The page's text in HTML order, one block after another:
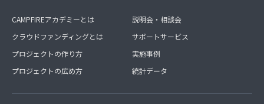
CAMPFIREアカデミーとは
クラウドファンディングとは
プロジェクトの作り方
プロジェクトの広め方
説明会・相談会
サポートサービス
実施事例
統計データ